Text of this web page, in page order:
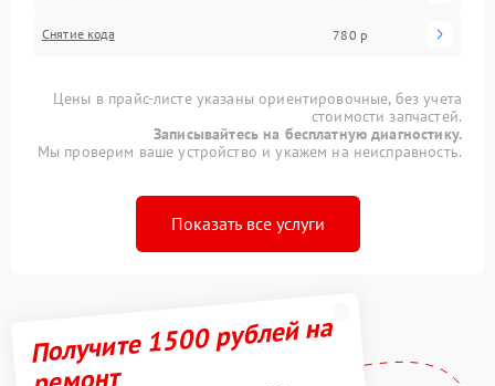
Снятие кода 780 р
Цены в прайс-листе указаны ориентировочные, без учета
стоимости запчастей.
Записывайтесь на бесплатную диагностику.
Мы проверим ваше устройство и укажем на неисправность.
Показать все услуги
Получите 1500 рублей на